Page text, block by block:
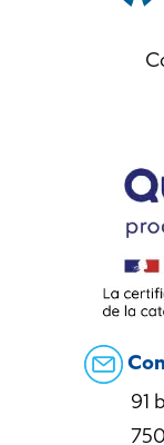
91